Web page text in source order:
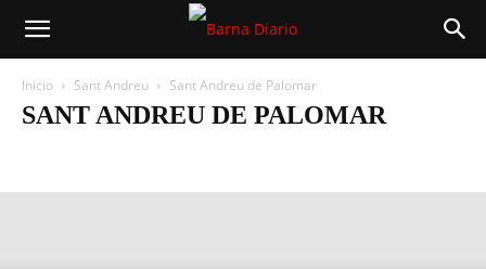
Inicio Sant Andreu Sant Andreu de Palomar
SANT ANDREU DE PALOMAR